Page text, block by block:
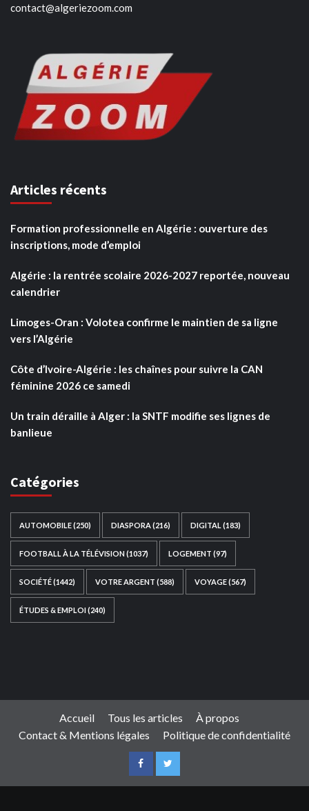
contact@algeriezoom.com
Articles récents
Formation professionnelle en Algérie : ouverture des
inscriptions, mode d’emploi
Algérie : la rentrée scolaire 2026-2027 reportée, nouveau
calendrier
Limoges-Oran : Volotea confirme le maintien de sa ligne
vers l’Algérie
Côte d’Ivoire-Algérie : les chaînes pour suivre la CAN
féminine 2026 ce samedi
Un train déraille à Alger : la SNTF modifie ses lignes de
banlieue
Catégories
AUTOMOBILE(250) DIASPORA (216) DIGITAL (183)
FOOTBALL À LA TÉLÉVISION(1037) LOGEMENT (97)
SOCIÉTÉ(1442) VOTRE ARGENT (588) VOYAGE(567)
ÉTUDES & EMPLOI(240)
Accueil Tous les articles
À propos
Contact & Mentions légales
Politique de confidentialité